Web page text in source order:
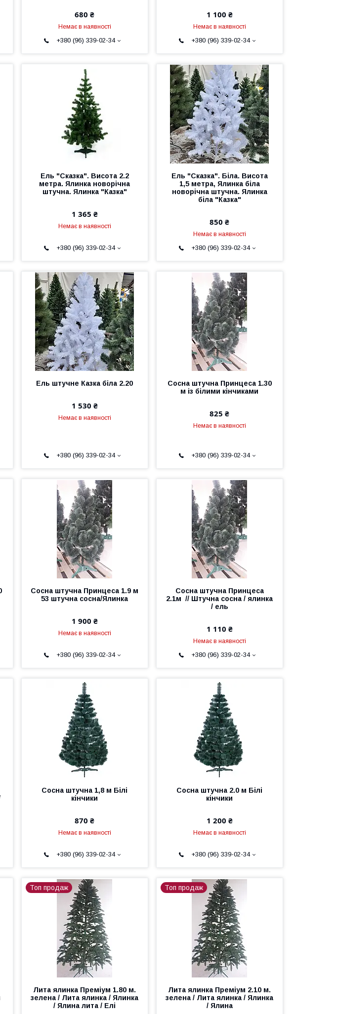
680 ₴
Немає в наявності
+380 (96) 339-02-34
1 100 ₴
Немає в наявності
+380 (96) 339-02-34
Ель "Сказка". Висота 2.2
метра. Ялинка новорічна
штучна. Ялинка "Казка"
1 365 ₴
Немає в наявності
+380 (96) 339-02-34
Ель "Сказка". Біла. Висота
1,5 метра, Ялинка біла
новорічна штучна. Ялинка
біла "Казка"
850 ₴
Немає в наявності
+380 (96) 339-02-34
Ель штучне Казка біла 2.20
1 530 ₴
Немає в наявності
+380 (96) 339-02-34
Сосна штучна Принцеса 1.30
м із білими кінчиками
825 ₴
Немає в наявності
+380 (96) 339-02-34
Сосна штучна Принцеса 1.9 м
53 штучна сосна/Ялинка
1 900 ₴
Немає в наявності
+380 (96) 339-02-34
Сосна штучна Принцеса
2.1м // Штучна сосна / ялинка
/ ель
1 110 ₴
Немає в наявності
+380 (96) 339-02-34
Сосна штучна 1,8 м Білі
кінчики
870 ₴
Немає в наявності
+380 (96) 339-02-34
Сосна штучна 2.0 м Білі
кінчики
1 200 ₴
Немає в наявності
+380 (96) 339-02-34
Топ продаж
Лита ялинка Преміум 1.80 м.
зелена / Лита ялинка / Ялинка
/ Ялина лита / Елі
Топ продаж
Лита ялинка Преміум 2.10 м.
зелена / Лита ялинка / Ялинка
/ Ялина